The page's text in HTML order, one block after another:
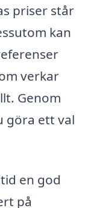
priser står
kan
verkar
Genom
göra ett val
en god
på